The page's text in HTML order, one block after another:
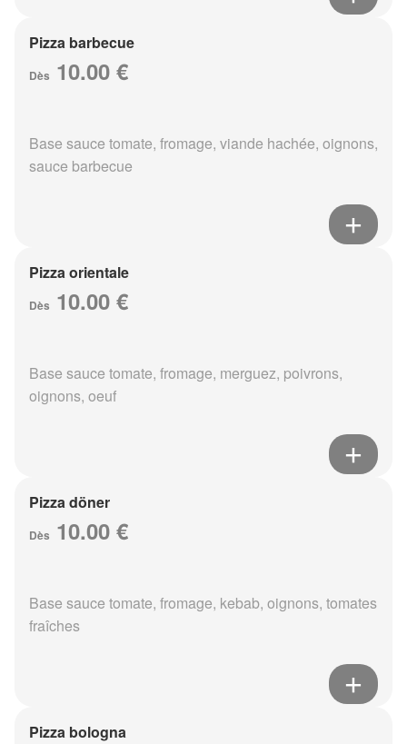
Pizza barbecue
Dès 10.00 €
Base sauce tomate, fromage, viande hachée, oignons,
sauce barbecue
Pizza orientale
Dès 10.00 €
Base sauce tomate, fromage, merguez, poivrons,
oignons, oeuf
Pizza döner
Dès 10.00 €
Base sauce tomate, fromage, kebab, oignons, tomates
fraîches
Pizza bologna